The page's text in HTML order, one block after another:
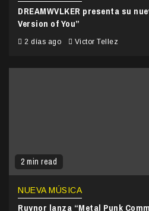
DREAMWVLKER presenta su
Version of You”
2 días ago Victor Tellez
2 min read
NUEVA MÚSICA
Ruynor lanza “Metal Punk